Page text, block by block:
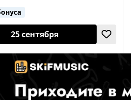
25 сентября